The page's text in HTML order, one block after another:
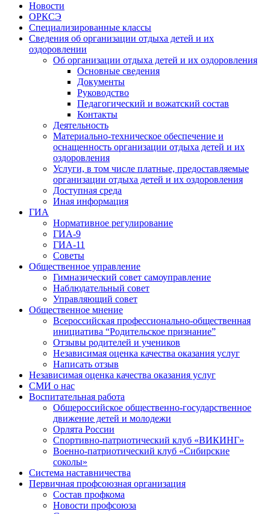
Новости
ОРКСЭ
Специализированные классы
Сведения об организации отдыха детей и их
оздоровлении
Об организации отдыха детей и их оздоровления
Основные сведения
Документы
Руководство
Педагогический и вожатский состав
Контакты
Деятельность
Материально-техническое обеспечение и
оснащенность организации отдыха детей и их
оздоровления
Услуги, в том числе платные, предоставляемые
организации отдыха детей и их оздоровления
Доступная среда
Иная информация
ГИА
Нормативное регулирование
ГИА-9
ГИА-11
Советы
Общественное управление
Гимназический совет самоуправление
Наблюдательный совет
Управляющий совет
Общественное мнение
Всероссийская профессионально-общественная
инициатива “Родительское признание”
Отзывы родителей и учеников
Независимая оценка качества оказания услуг
Написать отзыв
Независимая оценка качества оказания услуг
СМИ о нас
Воспитательная работа
Общероссийское общественно-государственное
движение детей и молодежи
Орлята России
Спортивно-патриотический клуб «ВИКИНГ»
Военно-патриотический клуб «Сибирские
соколы»
Система наставничества
Первичная профсоюзная организация
Состав профкома
Новости профсоюза